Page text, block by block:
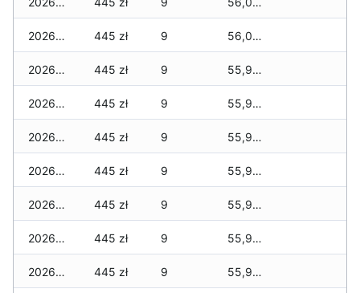
2026-06-16 445 zł 9 56,040 zł
2026-06-15 445 zł 9 55,990 zł
2026-06-14 445 zł 9 55,990 zł
2026-06-13 445 zł 9 55,925 zł
2026-06-12 445 zł 9 55,925 zł
2026-06-11 445 zł 9 55,925 zł
2026-06-10 445 zł 9 55,925 zł
2026-06-09 445 zł 9 55,925 zł